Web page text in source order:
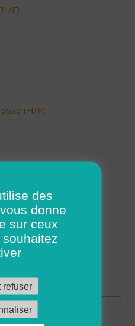
F)
(H/F)
(H/F)
(H/F)
des
donne
sur ceux
refuser